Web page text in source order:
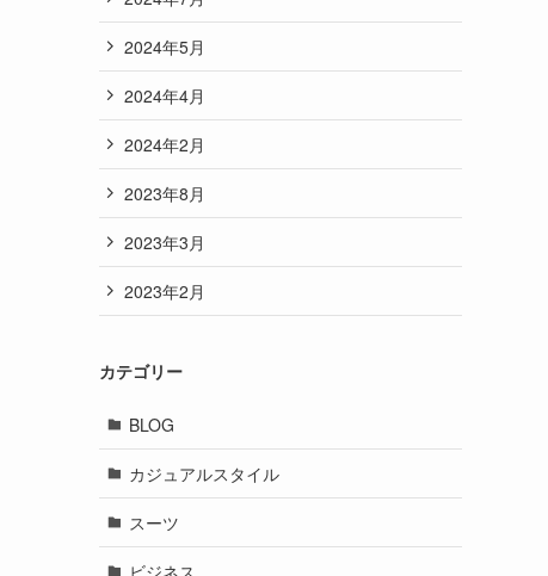
2024年5月
2024年4月
2024年2月
2023年8月
2023年3月
2023年2月
カテゴリー
BLOG
カジュアルスタイル
スーツ
ビジネス